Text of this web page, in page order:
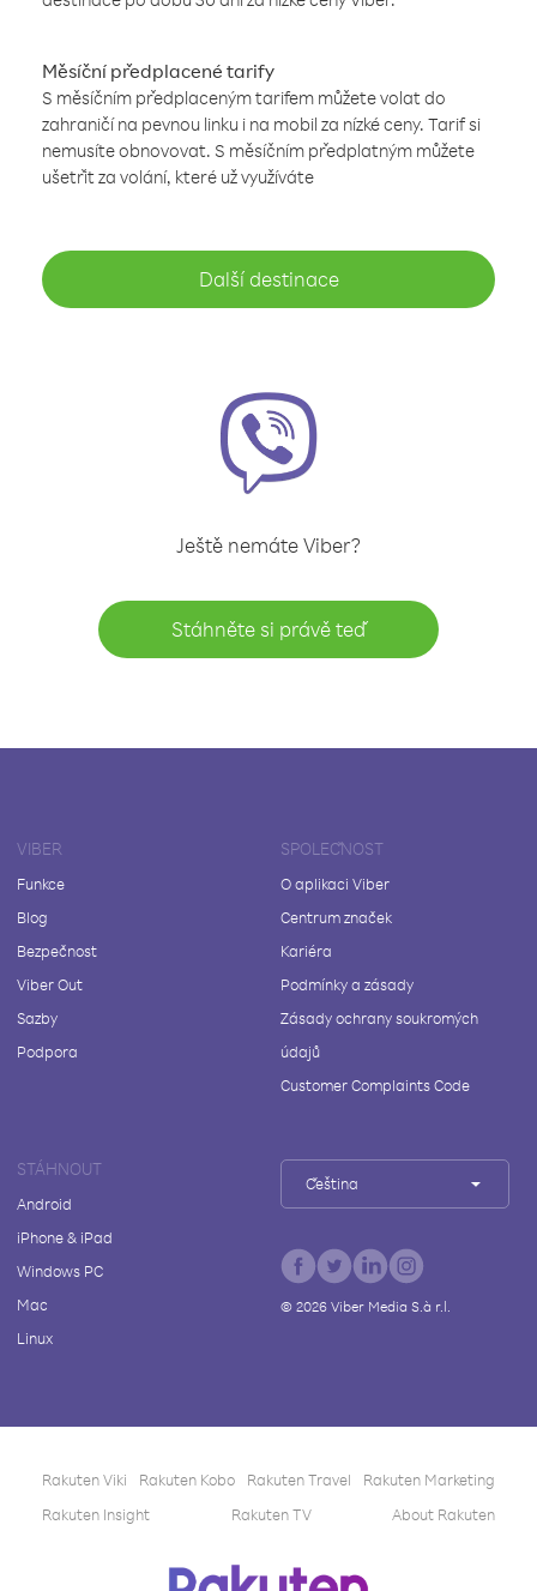
Měsíční předplacené tarify
S měsíčním předplaceným tarifem můžete volat do
zahraničí na pevnou linku i na mobil za nízké ceny. Tarif si
nemusíte obnovovat. S měsíčním předplatným můžete
ušetřit za volání, které už využíváte
Další destinace
Ještě nemáte Viber?
Stáhněte si právě teď
VIBER
Funkce
Blog
Bezpečnost
Viber Out
Sazby
Podpora
SPOLEČNOST
O aplikaci Viber
Centrum značek
Kariéra
Podmínky a zásady
Zásady ochrany soukromých
údajů
Customer Complaints Code
STÁHNOUT
Android
iPhone & iPad
Windows PC
Mac
Linux
Čeština
© 2026Viber Media S.à r.l.
Rakuten Viki Rakuten Kobo Rakuten Travel
Rakuten Marketing
Rakuten Insight
Rakuten TV About Rakuten